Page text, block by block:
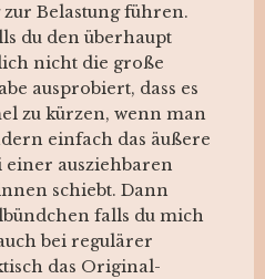
Belastung führen.
du den überhaupt
nicht die große
ausprobiert, dass es
zu kürzen, wenn man
einfach das äußere
einer ausziehbaren
schiebt. Dann
falls du mich
bei regulärer
das Original-